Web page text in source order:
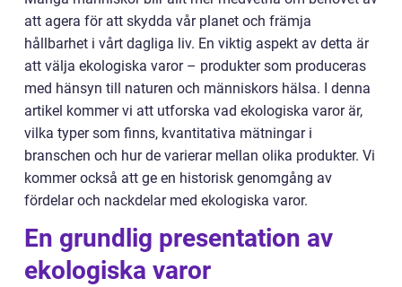
att agera för att skydda vår planet och främja
hållbarhet i vårt dagliga liv. En viktig aspekt av detta är
att välja ekologiska varor – produkter som produceras
med hänsyn till naturen och människors hälsa. I denna
artikel kommer vi att utforska vad ekologiska varor är,
vilka typer som finns, kvantitativa mätningar i
branschen och hur de varierar mellan olika produkter. Vi
kommer också att ge en historisk genomgång av
fördelar och nackdelar med ekologiska varor.
En grundlig presentation av
ekologiska varor